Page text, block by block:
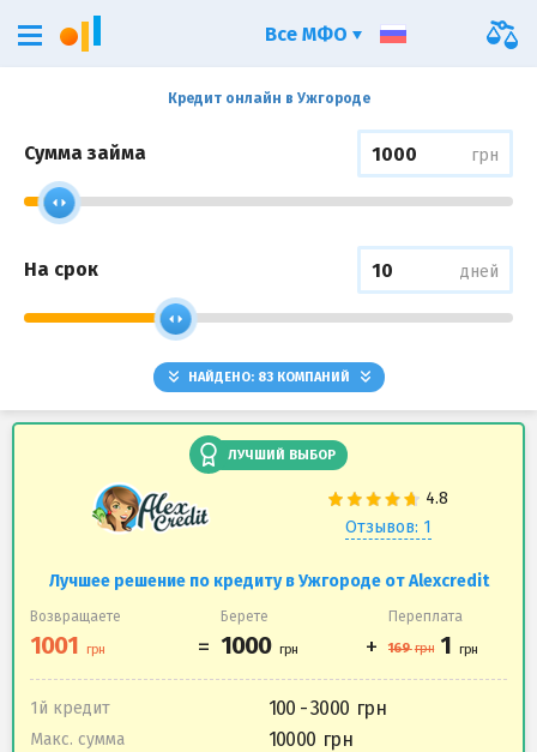
Кредит онлайн в Ужгороде
Сумма займа грн
На срок дней
НАЙДЕНО: 83КОМПАНИЙ
ЛУЧШИЙ ВЫБОР
Отзывов: 1
Лучшее решение по кредиту в Ужгороде от Alexcredit
Возвращаете Берете Переплата
1й кредит 100 - 3000
Макс. сумма 10000
Все МФО